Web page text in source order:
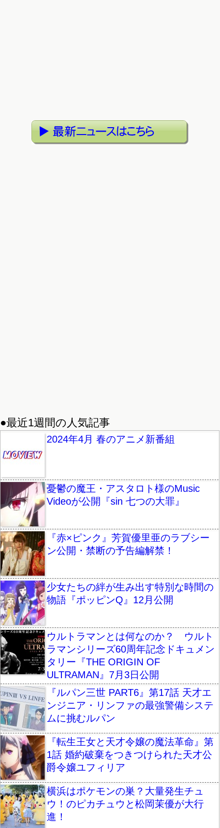
●最近1週間の人気記事
2024年4月 春のアニメ新番組
憂鬱の魔王・アスタロト様のMusic
Videoが公開『sin 七つの大罪』
『赤×ピンク』芳賀優里亜のラブシー
ン公開・禁断の予告編解禁！
少女たちの絆が生み出す特別な時間の
物語『ポッピンQ』12月公開
ウルトラマンとは何なのか？ ウルト
ラマンシリーズ60周年記念ドキュメン
タリー『THE ORIGIN OF
ULTRAMAN』7月3日公開
『ルパン三世 PART6』第17話 天才エ
ンジニア・リンファの最強警備システ
ムに挑むルパン
『転生王女と天才令嬢の魔法革命』第
1話 婚約破棄をつきつけられた天才公
爵令嬢ユフィリア
横浜はポケモンの巣？大量発生チュ
ウ！のピカチュウと松岡茉優が大行
進！